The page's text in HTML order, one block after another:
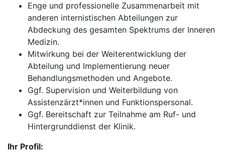
Enge und professionelle Zusammenarbeit mit
anderen internistischen Abteilungen zur
Abdeckung des gesamten Spektrums der Inneren
Medizin.
Mitwirkung bei der Weiterentwicklung der
Abteilung und Implementierung neuer
Behandlungsmethoden und Angebote.
Ggf. Supervision und Weiterbildung von
Assistenzärzt*innen und Funktionspersonal.
Ggf. Bereitschaft zur Teilnahme am Ruf- und
Hintergrunddienst der Klinik.
Ihr Profil: